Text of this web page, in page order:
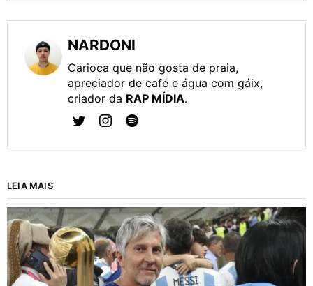
NARDONI
Carioca que não gosta de praia,
apreciador de café e água com gáix,
criador da RAP MÍDIA.
LEIA MAIS